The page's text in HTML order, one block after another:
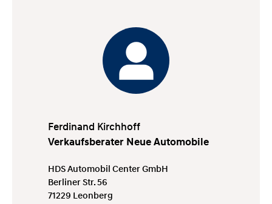
Ferdinand Kirchhoff
Verkaufsberater Neue Automobile
HDS Automobil Center GmbH
Berliner Str. 56
71229 Leonberg